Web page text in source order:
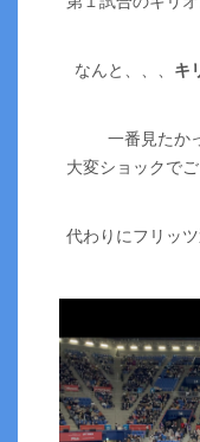
なんと、、、 キ
一番見たか
大変ショックで
代わりにフリッ